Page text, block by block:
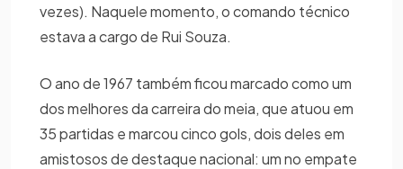
vezes). Naquele momento, o comando técnico
estava a cargo de Rui Souza.
O ano de 1967 também ficou marcado como um
dos melhores da carreira do meia, que atuou em
35 partidas e marcou cinco gols, dois deles em
amistosos de destaque nacional: um no empate